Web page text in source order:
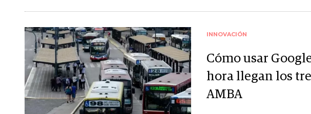
INNOVACIÓN
Cómo usar
hora llegan los
AMBA